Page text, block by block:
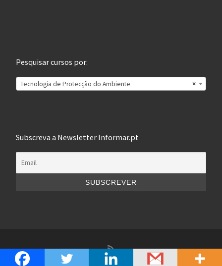
Pesquisar cursos por:
×
Tecnologia de Protecção do Ambiente
Subscreva a Newsletter Informar.pt